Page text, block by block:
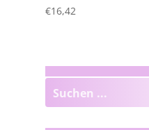
€16,42